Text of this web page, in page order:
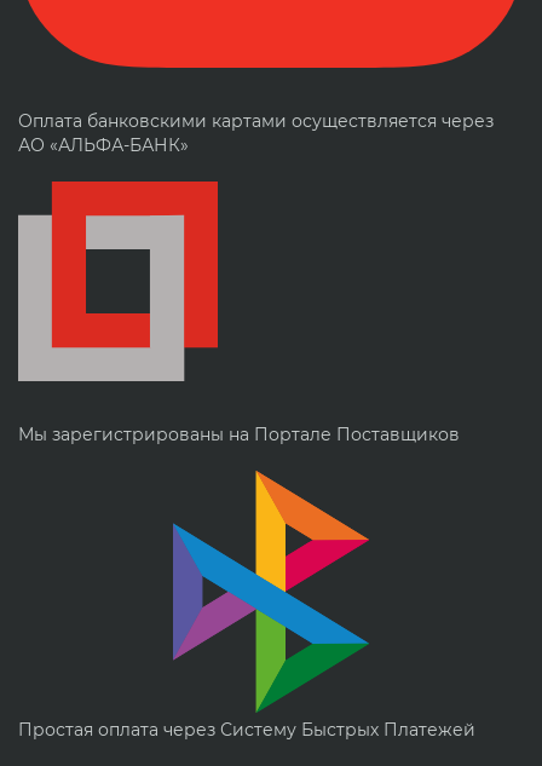
Оплата банковскими картами осуществляется через
АО «АЛЬФА-БАНК»
Мы зарегистрированы на Портале Поставщиков
Простая оплата через Систему Быстрых Платежей